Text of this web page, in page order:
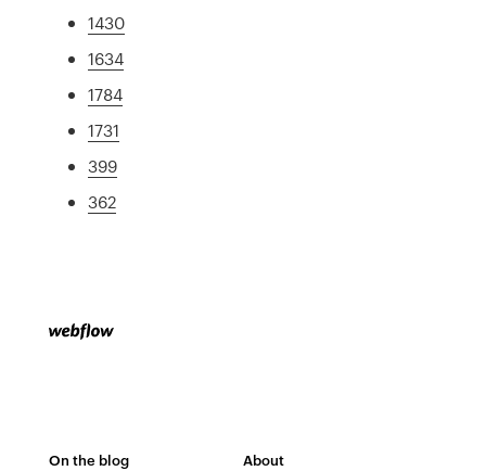
1430
1634
1784
1731
399
362
On the blog About